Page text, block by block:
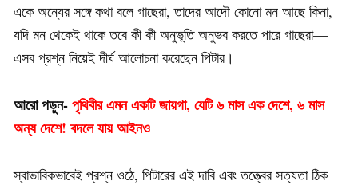
একে অন্যের সঙ্গে কথা বলে গাছেরা, তাদের আদৌ কোনো মন আছে কিনা,
যদি মন থেকেই থাকে তবে কী কী অনুভূতি অনুভব করতে পারে গাছেরা—
এসব প্রশ্ন নিয়েই দীর্ঘ আলোচনা করেছেন পিটার।
আরো পড়ুন-পৃথিবীর এমন একটি জায়গা, যেটি ৬ মাস এক দেশে, ৬ মাস
অন্য দেশে! বদলে যায় আইনও
স্বাভাবিকভাবেই প্রশ্ন ওঠে, পিটারের এই দাবি এবং তত্ত্বের সত্যতা ঠিক